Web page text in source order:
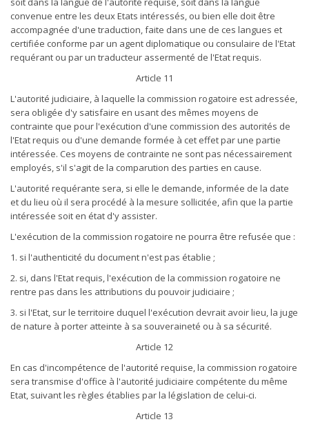
convenue entre les deux Etats intéressés, ou bien elle doit être
accompagnée d'une traduction, faite dans une de ces langues et
certifiée conforme par un agent diplomatique ou consulaire de l'Etat
requérant ou par un traducteur assermenté de l'Etat requis.
Article 11
L'autorité judiciaire, à laquelle la commission rogatoire est adressée,
sera obligée d'y satisfaire en usant des mêmes moyens de
contrainte que pour l'exécution d'une commission des autorités de
l'Etat requis ou d'une demande formée à cet effet par une partie
intéressée. Ces moyens de contrainte ne sont pas nécessairement
employés, s'il s'agit de la comparution des parties en cause.
L'autorité requérante sera, si elle le demande, informée de la date
et du lieu où il sera procédé à la mesure sollicitée, afin que la partie
intéressée soit en état d'y assister.
L'exécution de la commission rogatoire ne pourra être refusée que :
1. si l'authenticité du document n'est pas établie ;
2. si, dans l'Etat requis, l'exécution de la commission rogatoire ne
rentre pas dans les attributions du pouvoir judiciaire ;
3. si l'Etat, sur le territoire duquel l'exécution devrait avoir lieu, la juge
de nature à porter atteinte à sa souveraineté ou à sa sécurité.
Article 12
En cas d'incompétence de l'autorité requise, la commission rogatoire
sera transmise d'office à l'autorité judiciaire compétente du même
Etat, suivant les règles établies par la législation de celui-ci.
Article 13